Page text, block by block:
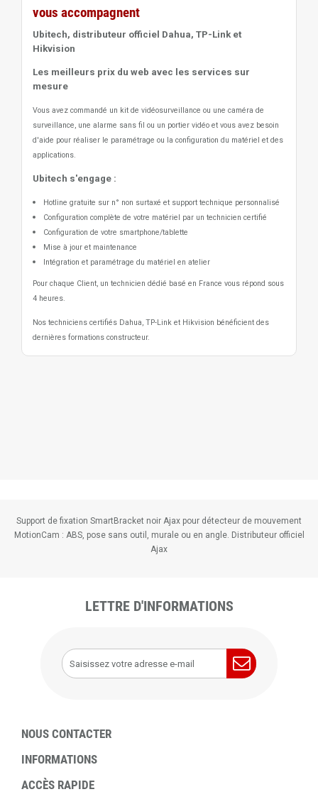
vous accompagnent
Ubitech, distributeur officiel Dahua, TP-Link et
Hikvision
Les meilleurs prix du web avec les services sur
mesure
Vous avez commandé un kit de vidéosurveillance ou une caméra de
surveillance, une alarme sans fil ou un portier vidéo et vous avez besoin
d'aide pour réaliser le paramétrage ou la configuration du matériel et des
applications.
Ubitech s'engage :
Hotline gratuite sur n° non surtaxé et support technique personnalisé
Configuration complète de votre matériel par un technicien certifié
Configuration de votre smartphone/tablette
Mise à jour et maintenance
Intégration et paramétrage du matériel en atelier
Pour chaque Client, un technicien dédié basé en France vous répond sous
4 heures.
Nos techniciens certifiés Dahua, TP-Link et Hikvision bénéficient des
dernières formations constructeur.
Support de fixation SmartBracket noir Ajax pour détecteur de mouvement
MotionCam : ABS, pose sans outil, murale ou en angle. Distributeur officiel
Ajax
LETTRE D'INFORMATIONS
NOUS CONTACTER
INFORMATIONS
ACCÈS RAPIDE